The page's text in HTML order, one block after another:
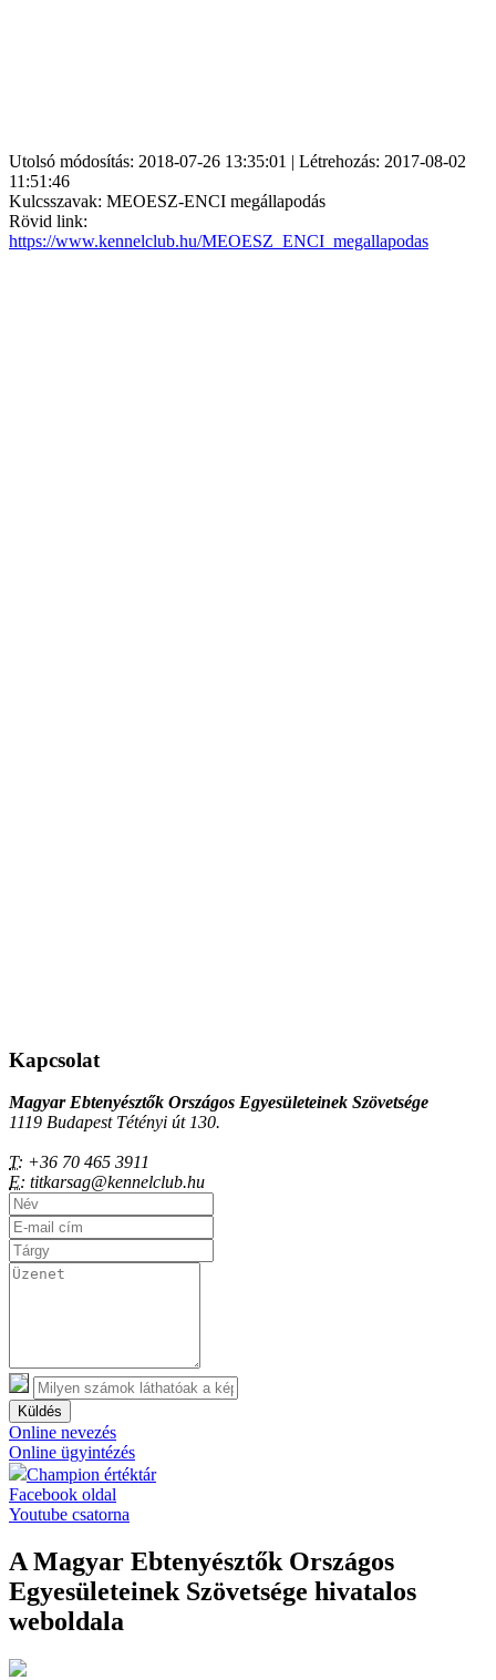
Utolsó módosítás: 2018-07-26 13:35:01 | Létrehozás: 2017-08-02
11:51:46
Kulcsszavak: MEOESZ-ENCI megállapodás
Rövid link:
https://www.kennelclub.hu/MEOESZ_ENCI_megallapodas
Kapcsolat
Magyar Ebtenyésztők Országos Egyesületeinek Szövetsége
1119 Budapest Tétényi út 130.
T: +36 70 465 3911
E: titkarsag@kennelclub.hu
Küldés
Online nevezés
Online ügyintézés
Champion értéktár
Facebook oldal
Youtube csatorna
A Magyar Ebtenyésztők Országos
Egyesületeinek Szövetsége hivatalos
weboldala